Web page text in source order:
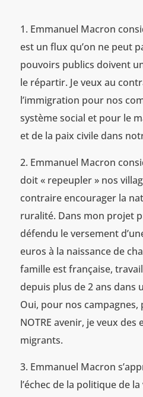
Emmanuel Macron
est un flux qu’on ne peut
pouvoirs publics doivent
le répartir. Je veux au
l’immigration pour nos
système social et pour le
et de la paix civile dans
Emmanuel Macron
doit « repeupler » nos
contraire encourager la
ruralité. Dans mon projet
défendu le versement
euros à la naissance de
famille est française,
depuis plus de 2 ans dans
Oui, pour nos
NOTRE avenir, je veux
migrants.
Emmanuel Macron
l’échec de la politique de